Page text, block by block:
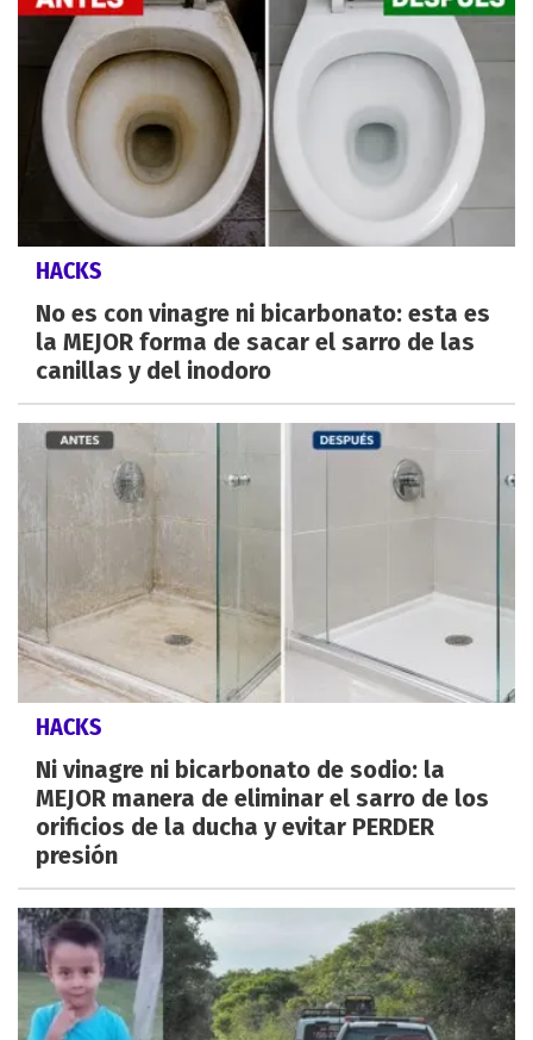
HACKS
No es con vinagre ni bicarbonato: esta es
la MEJOR forma de sacar el sarro de las
canillas y del inodoro
HACKS
Ni vinagre ni bicarbonato de sodio: la
MEJOR manera de eliminar el sarro de los
orificios de la ducha y evitar PERDER
presión